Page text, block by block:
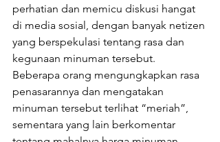
perhatian dan memicu diskusi hangat
di media sosial, dengan banyak netizen
yang berspekulasi tentang rasa dan
kegunaan minuman tersebut.
Beberapa orang mengungkapkan rasa
penasarannya dan mengatakan
minuman tersebut terlihat “meriah”,
sementara yang lain berkomentar